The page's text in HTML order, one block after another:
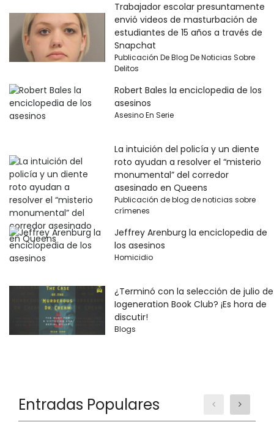
Trabajador escolar presuntamente
envió videos de masturbación de
estudiantes de 15 años a través de
Snapchat
Publicación De Blog De Noticias Sobre
Delitos
Robert Bales la enciclopedia de los
asesinos
Asesino En Serie
La intuición del policía y un diente
roto ayudan a resolver el “misterio
monumental” del corredor
asesinado en Queens
Publicación de blog de noticias sobre
crímenes
Jeffrey Arenburg la enciclopedia de
los asesinos
Homicidio
¿Terminó con la selección de julio de
Iogeneration Book Club? ¡Es hora de
discutir!
Blogs
Entradas Populares